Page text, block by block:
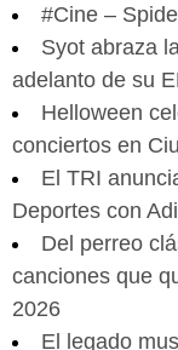
#Cine –
Syot abraza
adelanto de su
Helloween
conciertos en
El TRI
Deportes con
Del perreo
canciones que
2026
El legado